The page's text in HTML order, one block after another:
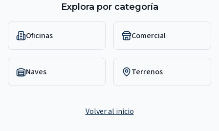
Explora por categoría
Oficinas Comercial
Naves Terrenos
Volver al inicio